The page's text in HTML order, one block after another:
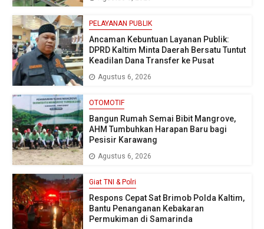
PELAYANAN PUBLIK
Ancaman Kebuntuan Layanan Publik:
DPRD Kaltim Minta Daerah Bersatu Tuntut
Keadilan Dana Transfer ke Pusat
Agustus 6, 2026
OTOMOTIF
Bangun Rumah Semai Bibit Mangrove,
AHM Tumbuhkan Harapan Baru bagi
Pesisir Karawang
Agustus 6, 2026
Giat TNI & Polri
Respons Cepat Sat Brimob Polda Kaltim,
Bantu Penanganan Kebakaran
Permukiman di Samarinda